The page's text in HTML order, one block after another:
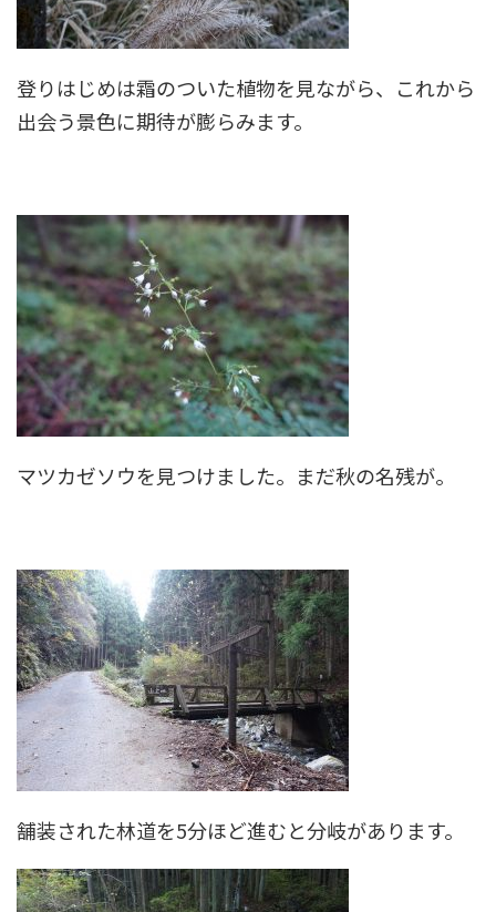
登りはじめは霜のついた植物を見ながら、これから
出会う景色に期待が膨らみます。
マツカゼソウを見つけました。まだ秋の名残が。
舗装された林道を5分ほど進むと分岐があります。